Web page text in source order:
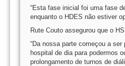
“Esta fase inicial foi uma fase
enquanto o HDES não estiver
Rute Couto assegurou que o
“Da nossa parte começou a
hospital de dia para podermos
prolongamento de turnos de